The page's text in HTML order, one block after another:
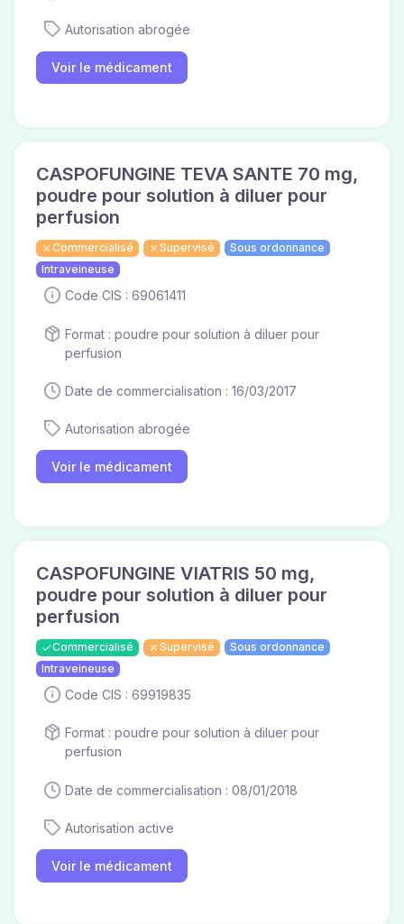
Autorisation abrogée
Voir le médicament
CASPOFUNGINE TEVA SANTE 70 mg,
poudre pour solution à diluer pour
perfusion
Commercialisé Supervisé
Sous ordonnance
Intraveineuse
Code CIS : 69061411
Format : poudre pour solution à diluer pour
perfusion
Date de commercialisation : 16/03/2017
Autorisation abrogée
Voir le médicament
CASPOFUNGINE VIATRIS 50 mg,
poudre pour solution à diluer pour
perfusion
Commercialisé Supervisé
Sous ordonnance
Intraveineuse
Code CIS : 69919835
Format : poudre pour solution à diluer pour
perfusion
Date de commercialisation : 08/01/2018
Autorisation active
Voir le médicament